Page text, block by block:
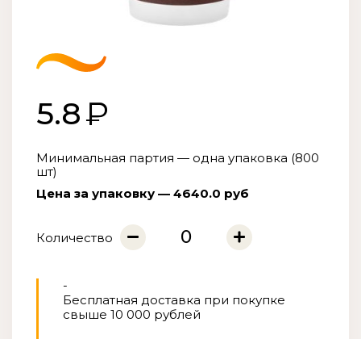
5.8
Минимальная партия — одна упаковка (800
шт)
Цена за упаковку — 4640.0 руб
Количество
-
Бесплатная доставка при покупке
свыше 10 000 рублей